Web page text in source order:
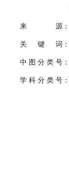
来
源：
关
键 词：
中 图 分 类 号：
学 科 分 类 号：